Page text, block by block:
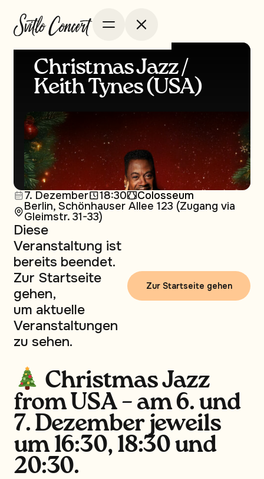
Christmas Jazz /
Keith Tynes (USA)
7. Dezember 18:30 Colosseum
Berlin, Schönhauser Allee 123 (Zugang via
Gleimstr. 31-33)
Diese
Veranstaltung ist
bereits beendet.
Zur Startseite
gehen,
um aktuelle
Veranstaltungen
zu sehen.
Zur Startseite gehen
Christmas Jazz
from USA – am 6. und
7. Dezember jeweils
um 16:30, 18:30 und
20:30.